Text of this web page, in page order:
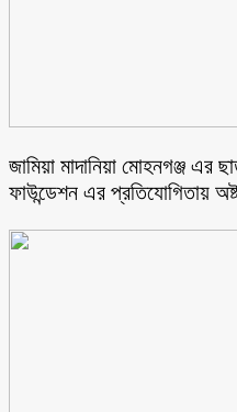
জামিয়া মাদানিয়া মোহনগঞ্জ
ফাউন্ডেশন এর প্রতিযোগিতায়